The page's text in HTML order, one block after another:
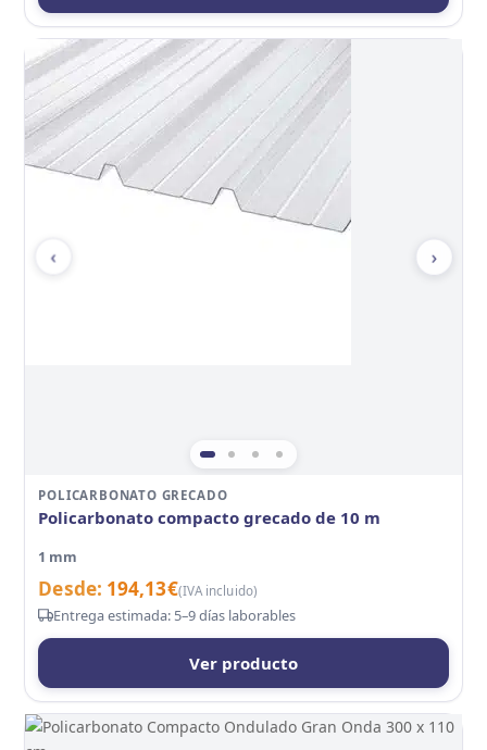
‹ ›
POLICARBONATO GRECADO
Policarbonato compacto grecado de 10 m
1 mm
Desde: 194,13€(IVA incluido)
Entrega estimada: 5–9 días laborables
Ver producto